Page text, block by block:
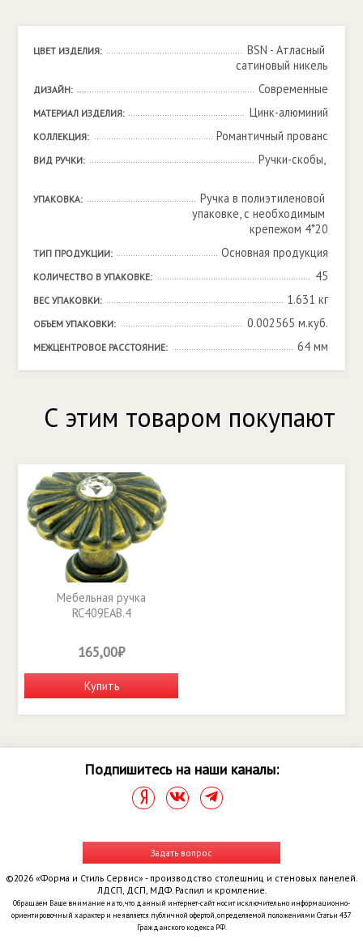
ЦВЕТ ИЗДЕЛИЯ:
BSN - Атласный
сатиновый никель
ДИЗАЙН: Современные
МАТЕРИАЛ ИЗДЕЛИЯ: Цинк-алюминий
КОЛЛЕКЦИЯ: Романтичный прованс
ВИД РУЧКИ: Ручки-скобы,
УПАКОВКА:
Ручка в полиэтиленовой
упаковке, с необходимым
крепежом 4*20
ТИП ПРОДУКЦИИ: Основная продукция
КОЛИЧЕСТВО В УПАКОВКЕ: 45
ВЕС УПАКОВКИ: 1.631 кг
ОБЪЕМ УПАКОВКИ: 0.002565 м.куб.
МЕЖЦЕНТРОВОЕ РАССТОЯНИЕ: 64 мм
С этим товаром покупают
Мебельная ручка
RC409EAB.4
165,00₽
Купить
Подпишитесь на наши каналы:
Задать вопрос
©2026 «Форма и Стиль Сервис» - производство столешниц и стеновых панелей.
ЛДСП, ДСП, МДФ. Распил и кромление.
Обращаем Ваше внимание на то, что данный интернет-сайт носит исключительно информационно-
ориентировочный характер и не является публичной офертой, определяемой положениями Статьи 437
Гражданского кодекса РФ.